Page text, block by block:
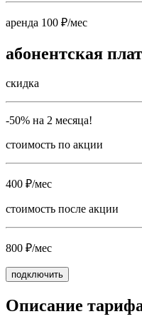
аренда 100 ₽/мес
абонентская
скидка
-50% на 2 месяца!
стоимость по акции
400 ₽/мес
стоимость после акции
800 ₽/мес
подключить
Описание